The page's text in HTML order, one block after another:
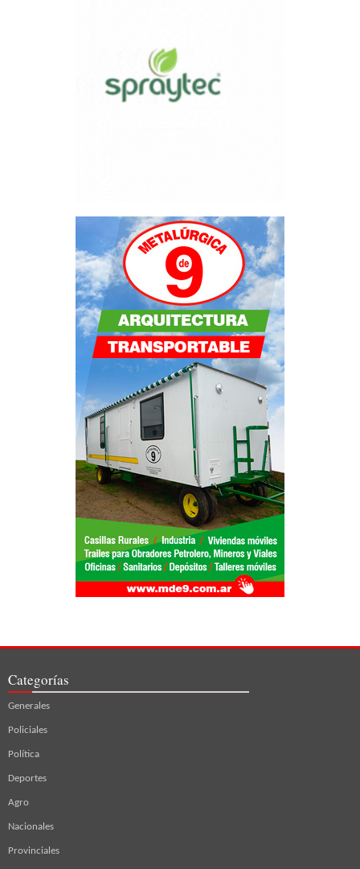
Categorías
Generales
Policiales
Política
Deportes
Agro
Nacionales
Provinciales